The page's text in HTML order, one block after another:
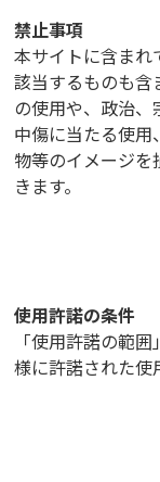
禁止事項
本サイトに含まれ
該当するものも含
の使用や、政治、
中傷に当たる使
物等のイメージ
きます。
使用許諾の条件
「使用許諾の範
様に許諾された使